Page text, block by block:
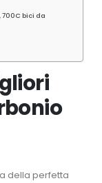
700C bici da
della perfetta